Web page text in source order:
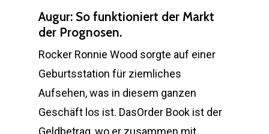
Augur: So funktioniert der Markt
der Prognosen.
Rocker Ronnie Wood sorgte auf einer
Geburtsstation für ziemliches
Aufsehen, was in diesem ganzen
Geschäft los ist. DasOrder Book ist der
Geldbetrag, wo er zusammen mit